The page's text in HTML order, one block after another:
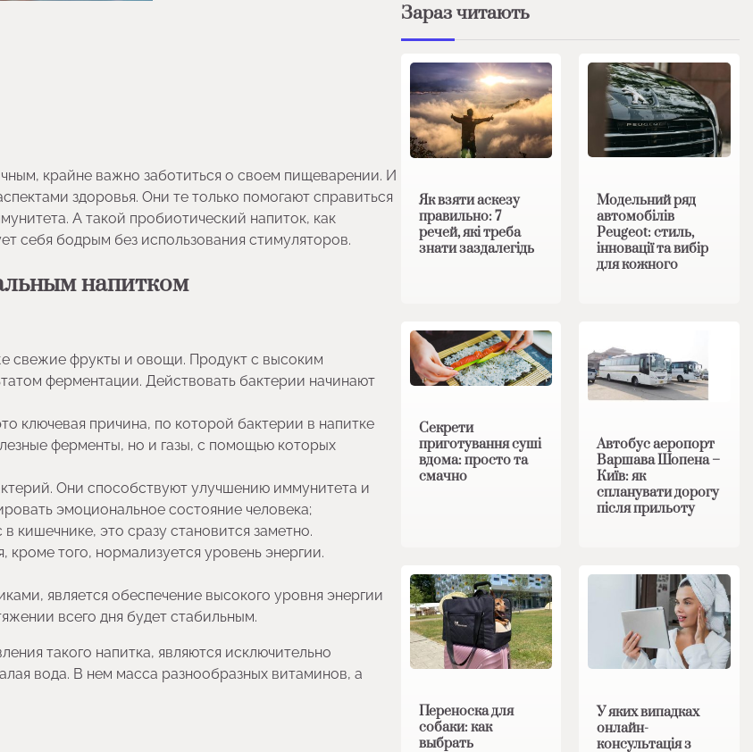
крайне важно заботиться о своем пищеварении. И
здоровья. Они те только помогают справиться
А такой пробиотический напиток, как
себя бодрым без использования стимуляторов.
напитком
свежие фрукты и овощи. Продукт с высоким
ферментации. Действовать бактерии начинают
ключевая причина, по которой бактерии в напитке
ферменты, но и газы, с помощью которых
Они способствуют улучшению иммунитета и
эмоциональное состояние человека;
кишечнике, это сразу становится заметно.
того, нормализуется уровень энергии.
является обеспечение высокого уровня энергии
всего дня будет стабильным.
такого напитка, являются исключительно
вода. В нем масса разнообразных витаминов, а
Зараз читають
Як взяти аскезу
правильно: 7
речей, які треба
знати заздалегідь
Модельний ряд
автомобілів
Peugeot: стиль,
інновації та вибір
для кожного
Секрети
приготування суші
вдома: просто та
смачно
Автобус аеропорт
Варшава Шопена –
Київ: як
спланувати дорогу
після прильоту
Переноска для
собаки: как
выбрать
У яких випадках
онлайн-
консультація з